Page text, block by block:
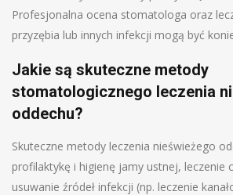
Profesjonalna ocena stomatologa oraz
przyzębia lub innych infekcji mogą być
Jakie są skuteczne metody
stomatologicznego leczenia
oddechu?
Skuteczne metody leczenia nieświeżego
profilaktykę i higienę jamy ustnej, leczenie
usuwanie źródeł infekcji (np. leczenie